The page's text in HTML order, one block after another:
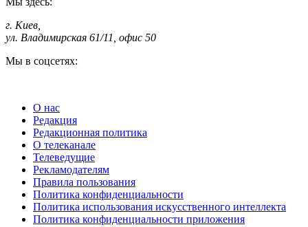
г. Киев
ул. Владимирская 61/11, офис 50
Мы в соцсетях:
О нас
Редакция
Редакционная политика
О телеканале
Телеведущие
Рекламодателям
Правила пользования
Политика конфиденциальности
Политика использования искусственного интеллекта
Политика конфиденциальности приложения